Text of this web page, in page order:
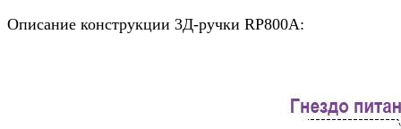
Описание конструкции 3Д-ручки RP800A: